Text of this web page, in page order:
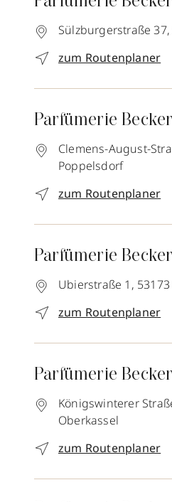
Sülzburgerstraße 37,
zum Routenplaner
Parfümerie Becker
Clemens-August-
Poppelsdorf
zum Routenplaner
Parfümerie Becker
Ubierstraße 1, 53173
zum Routenplaner
Parfümerie Becker
Königswinterer
Oberkassel
zum Routenplaner